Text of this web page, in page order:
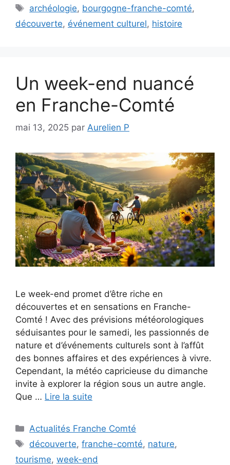
Étiquettes
archéologie, bourgogne-franche-comté,
découverte, événement culturel, histoire
Un week-end nuancé
en Franche-Comté
mai 13, 2025 par Aurelien P
Le week-end promet d’être riche en
découvertes et en sensations en Franche-
Comté ! Avec des prévisions météorologiques
séduisantes pour le samedi, les passionnés de
nature et d’événements culturels sont à l’affût
des bonnes affaires et des expériences à vivre.
Cependant, la météo capricieuse du dimanche
invite à explorer la région sous un autre angle.
Que … Lire la suite
Catégories
Actualités Franche Comté
Étiquettes
découverte,franche-comté, nature,
tourisme, week-end